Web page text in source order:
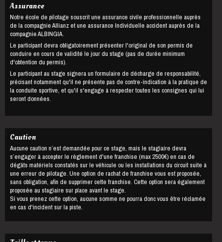
Assurance
Notre école de pilotage souscrit une assurance civile professionnelle auprès
de la compagnie Allianz et une assurance Individuelle accident auprès de la
compagnie ALBINGIA.
Le participant devra obligatoirement présenter l'original de son permis de
conduire en cours de validité le jour du stage (pas de durée minimum
d'obtention du permis).
Le participant au stage signera un formulaire de décharge de responsabilité,
précisant notamment qu'il ne présente pas de contre-indication à la pratique de
la conduite sportive, et qu'il s'engage à respecter toutes les consignes qui lui
seront données.
Caution
Aucune caution n’est demandée pour ce stage, mais le stagiaire devra
s’engager à accepter le règlement d'une franchise (max 2500€) en cas de
dégâts matériels constatés sur le véhicule ou les installations du circuit suite à
une erreur de pilotage. Une option de rachat de franchise vous est proposée,
sans obligation, afin de supprimer cette franchise. Cette option sera également
proposée au stagiaire sur place avant le stage.
Si vous prenez cette option, aucune somme ne pourra donc vous être réclamée
en cas d'incident sur la piste.